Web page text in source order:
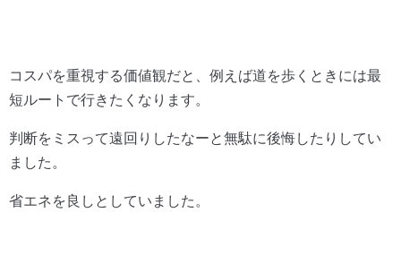
コスパを重視する価値観だと、例えば道を歩くときには最
短ルートで行きたくなります。
判断をミスって遠回りしたなーと無駄に後悔したりしてい
ました。
省エネを良しとしていました。